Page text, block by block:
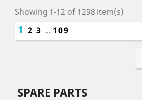
Showing 1-12 of 1298 item(s)
1 2 3 … 109
SPARE PARTS